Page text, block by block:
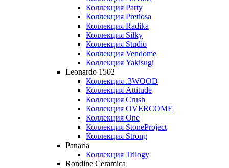
Коллекция Party
Коллекция Pretiosa
Коллекция Radika
Коллекция Silky
Коллекция Studio
Коллекция Vendome
Коллекция Yakisugi
Leonardo 1502
Коллекция .3WOOD
Коллекция Attitude
Коллекция Crush
Коллекция OVERCOME
Коллекция One
Коллекция StoneProject
Коллекция Strong
Panaria
Коллекция Trilogy
Rondine Ceramica